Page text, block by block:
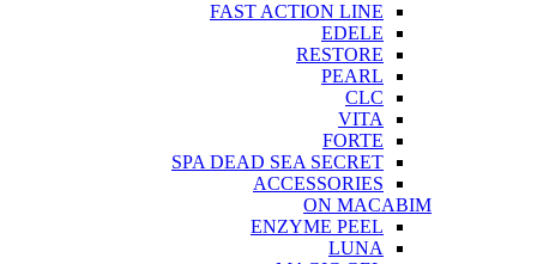
FAST ACTION LINE
EDELE
RESTORE
PEARL
CLC
VITA
FORTE
SPA DEAD SEA SECRET
ACCESSORIES
ON MACABIM
ENZYME PEEL
LUNA